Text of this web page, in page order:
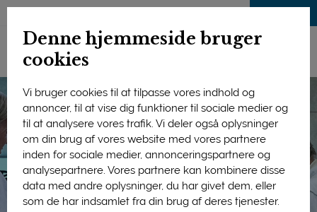
Denne hjemmeside bruger
cookies
Vi bruger cookies til at tilpasse vores indhold og
annoncer, til at vise dig funktioner til sociale medier og
til at analysere vores trafik. Vi deler også oplysninger
om din brug af vores website med vores partnere
inden for sociale medier, annonceringspartnere og
analysepartnere. Vores partnere kan kombinere disse
data med andre oplysninger, du har givet dem, eller
som de har indsamlet fra din brug af deres tjenester.